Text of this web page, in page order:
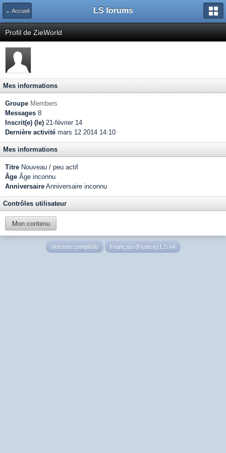
← Accueil LS forums
Profil de ZieWorld
Mes informations
Groupe Members
Messages 8
Inscrit(e) (le) 21-février 14
Dernière activité mars 12 2014 14:10
Mes informations
Titre Nouveau / peu actif
Âge Âge inconnu
Anniversaire Anniversaire inconnu
Contrôles utilisateur
Mon contenu
Version complète Français (France) LS v4